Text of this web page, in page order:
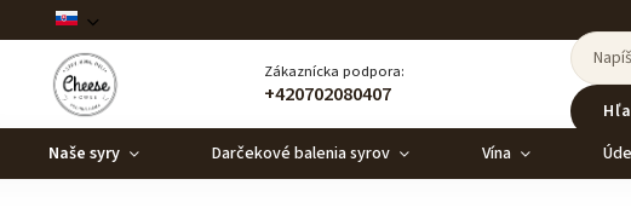
Zákaznícka podpora:
+420702080407
Naše syry
Darčekové balenia syrov Vína